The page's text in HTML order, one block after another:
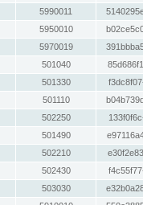
5990011
5950010
5970019
501040
501330
501110
502250
501490
502210
502430
503030